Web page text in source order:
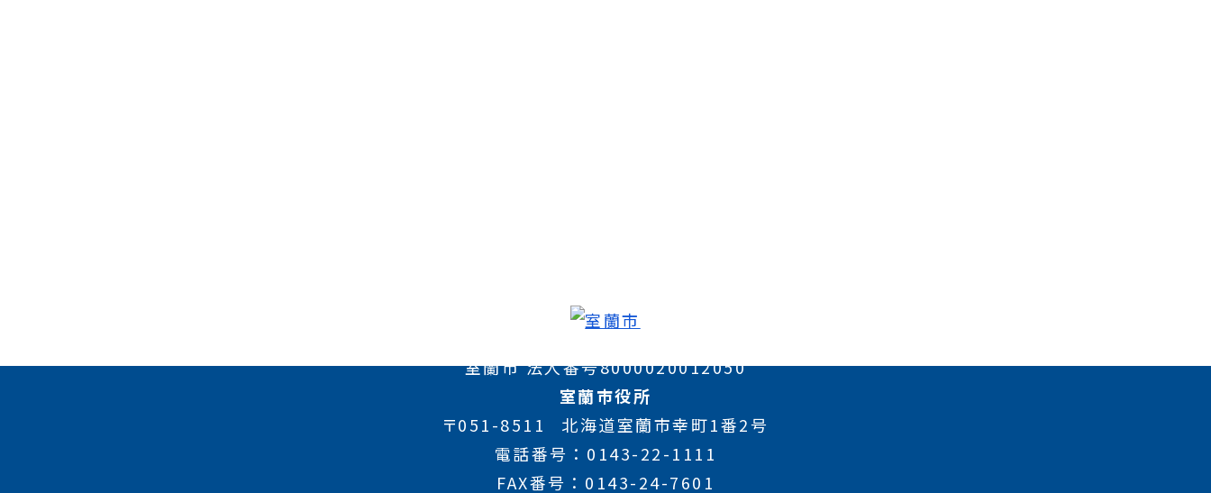
室蘭市 法人番号8000020012050
室蘭市役所
〒051-8511
北海道室蘭市幸町1番2号
電話番号
0143-22-1111
FAX番号
0143-24-7601